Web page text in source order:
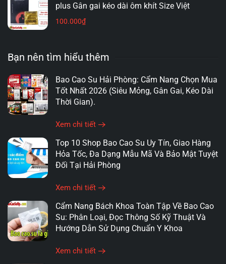
chính hãngtại shop sẽ giúp bạn vừatiết kiệm chi
phí, vừa đảm bảoan toàn
trìnhkhuyến mãi , giảm giá đặc biệt cho các sản
phẩm bao cao su giá rẻ, giúp
chọn và trải nghiệm mới mẻ.
plus Gân gai kéo dài ôm khít Size Việt
100.000₫
Bạn nên tìm hiểu thêm
Bao Cao Su Hải Phòng: Cẩm Nang Chọn Mua
Tốt Nhất 2026 (Siêu Mỏng, Gân Gai, Kéo Dài
Thời Gian).
Xem chi tiết
Top 10 Shop Bao Cao Su Uy Tín, Giao Hàng
Hỏa Tốc, Đa Dạng Mẫu Mã Và Bảo Mật Tuyệt
Đối Tại Hải Phòng
Xem chi tiết
Cẩm Nang Bách Khoa Toàn Tập Về Bao Cao
Su: Phân Loại, Đọc Thông Số Kỹ Thuật Và
Hướng Dẫn Sử Dụng Chuẩn Y Khoa
Xem chi tiết